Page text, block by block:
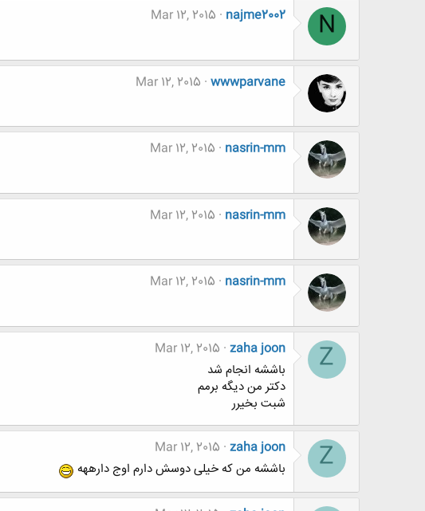
N
najme2002
Mar 12, 2015
wwwparvane
Mar 12, 2015
nasrin-mm
Mar 12, 2015
nasrin-mm
Mar 12, 2015
nasrin-mm
Mar 12, 2015
Z
zaha joon
Mar 12, 2015
باششه انجام شد
دکتر من دیگه برمم
شبت بخیرر
Z
zaha joon
Mar 12, 2015
باششه من که خیلی دوسش دارم اوج دارههه